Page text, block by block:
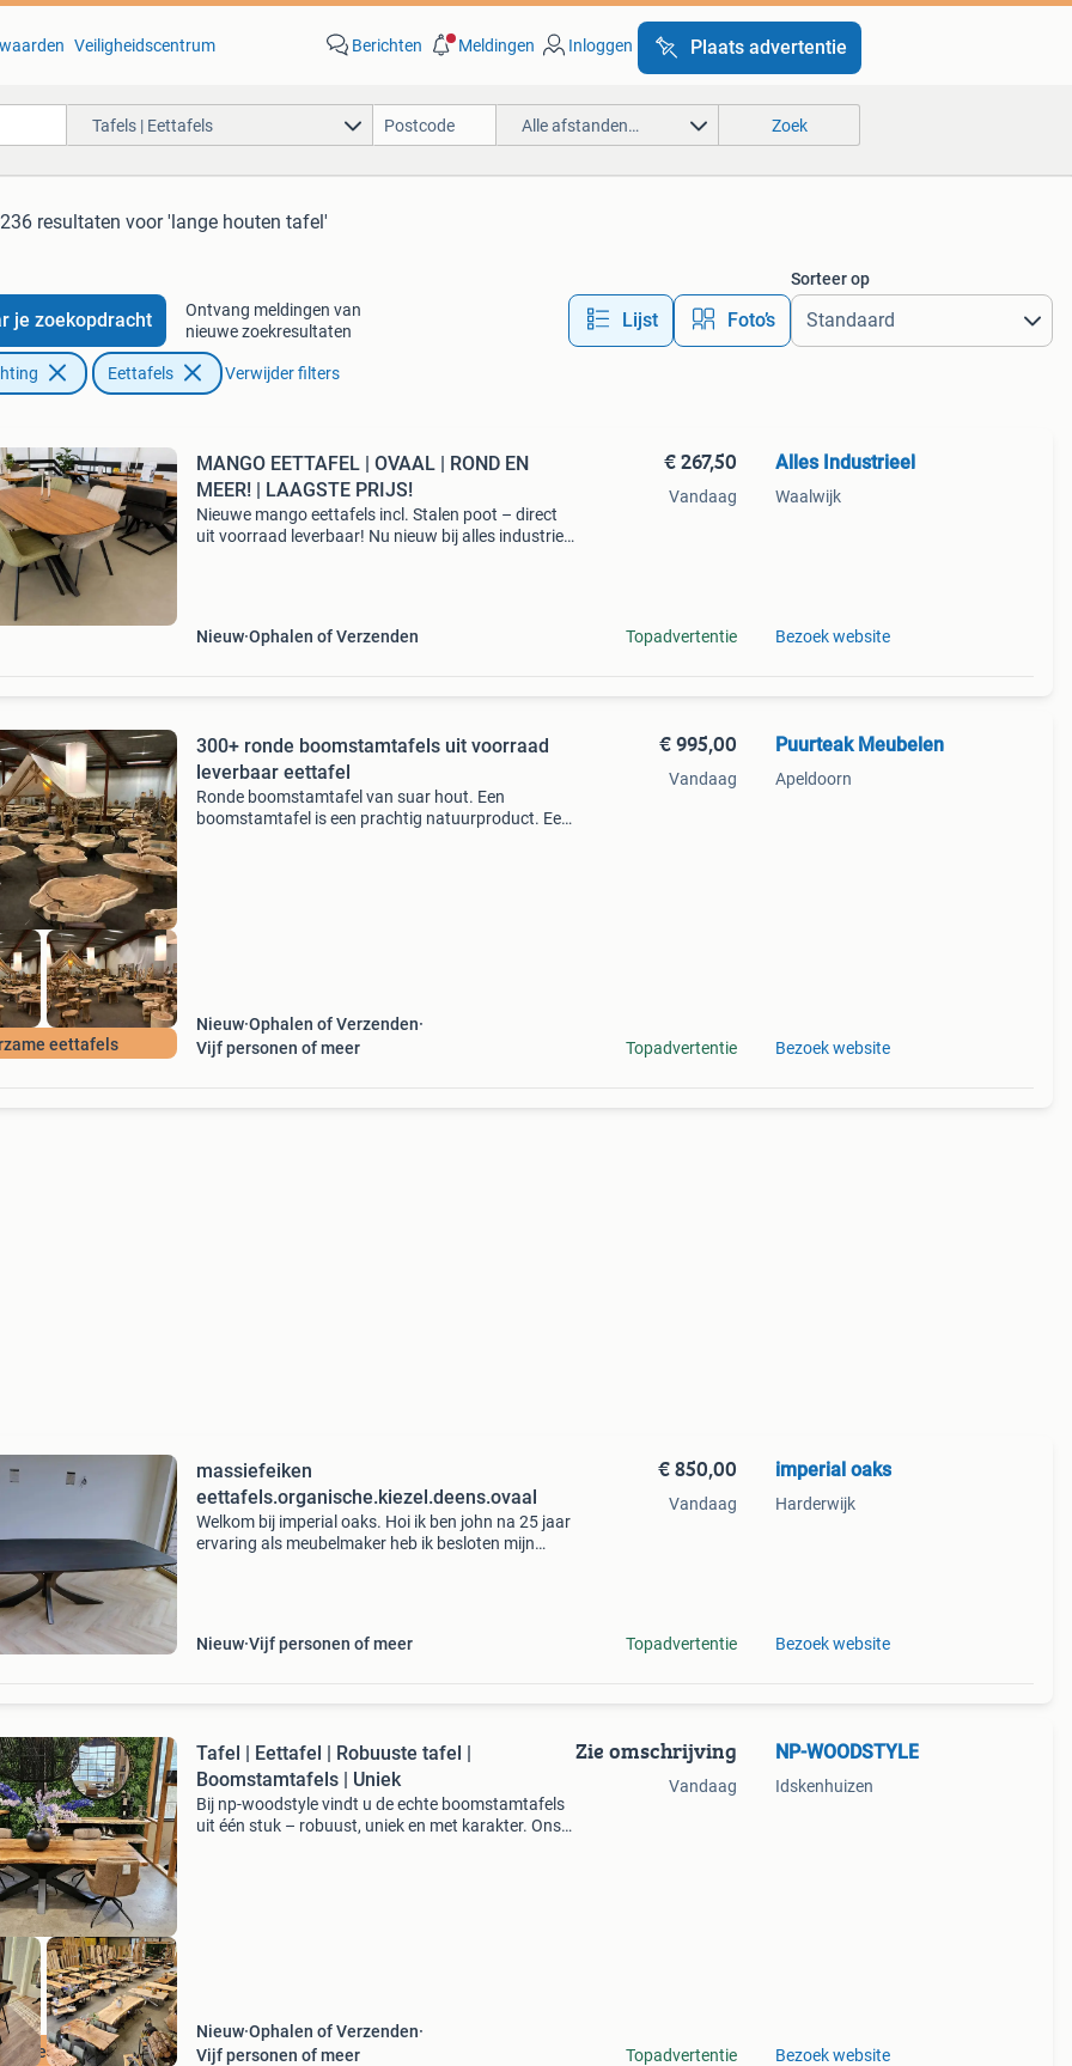
Veiligheidscentrum Berichten Meldingen Inloggen Plaats advertentie
Tafels | Eettafels Alle afstanden… Zoek
resultaten voor 'lange houten tafel'
je zoekopdracht
Ontvang meldingen van
nieuwe zoekresultaten
Lijst Foto’s
Sorteer op
Eettafels Verwijder filters
MANGO EETTAFEL | OVAAL | ROND EN
MEER! | LAAGSTE PRIJS!
Nieuwe mango eettafels incl. Stalen poot – direct
uit voorraad leverbaar! Nu nieuw bij alles industrieel
Nieuw Ophalen of Verzenden
€ 267,50
Vandaag
Topadvertentie
Alles Industrieel
Waalwijk
Bezoek website
eettafels
300+ ronde boomstamtafels uit voorraad
leverbaar eettafel
Ronde boomstamtafel van suar hout. Een
boomstamtafel is een prachtig natuurproduct. Een
Nieuw Ophalen of Verzenden
Vijf personen of meer
€ 995,00
Vandaag
Topadvertentie
Puurteak Meubelen
Apeldoorn
Bezoek website
massiefeiken
eettafels.organische.kiezel.deens.ovaal
Welkom bij imperial oaks. Hoi ik ben john na 25 jaar
ervaring als meubelmaker heb ik besloten mijn
Nieuw Vijf personen of meer
€ 850,00
Vandaag
Topadvertentie
imperial oaks
Harderwijk
Bezoek website
eettafels
Tafel | Eettafel | Robuuste tafel |
Boomstamtafels | Uniek
Bij np-woodstyle vindt u de echte boomstamtafels
uit één stuk – robuust, uniek en met karakter. Ons
Nieuw Ophalen of Verzenden
Vijf personen of meer
Zie omschrijving
Vandaag
Topadvertentie
NP-WOODSTYLE
Idskenhuizen
Bezoek website